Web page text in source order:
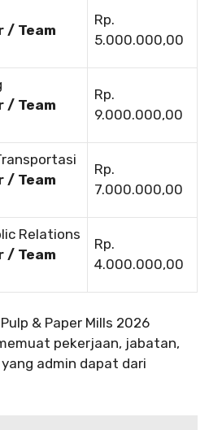
/ Team
Rp.
5.000.000,00
/ Team
Rp.
9.000.000,00
/ Team
Rp.
7.000.000,00
Relations
/ Team
Rp.
4.000.000,00
& Paper Mills 2026
pekerjaan, jabatan,
admin dapat dari